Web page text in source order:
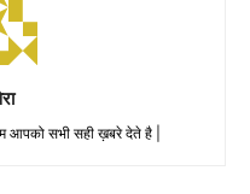
आपको सभी सही ख़बरे देते है |